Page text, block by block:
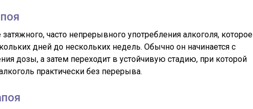
часто непрерывного употребления алкоголя, которое
дней до нескольких недель. Обычно он начинается с
дозы, а затем переходит в устойчивую стадию, при которой
практически без перерыва.